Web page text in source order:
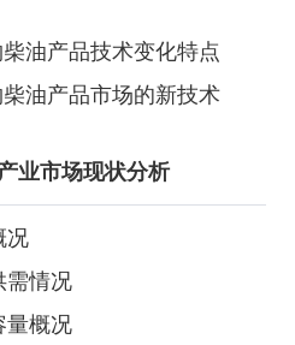
油产品技术变化特点
油产品市场的新技术
业市场现状分析
况
需情况
量概况